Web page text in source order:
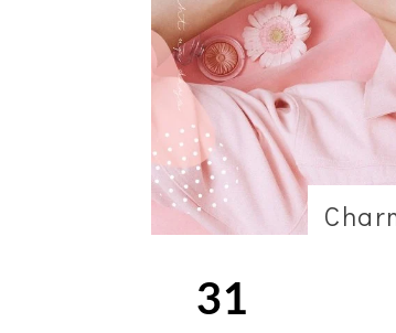
31